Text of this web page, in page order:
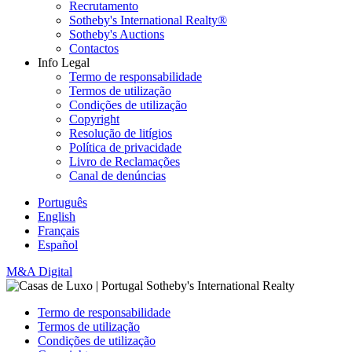
Recrutamento
Sotheby's International Realty®
Sotheby's Auctions
Contactos
Info Legal
Termo de responsabilidade
Termos de utilização
Condições de utilização
Copyright
Resolução de litígios
Política de privacidade
Livro de Reclamações
Canal de denúncias
Português
English
Français
Español
M&A Digital
Termo de responsabilidade
Termos de utilização
Condições de utilização